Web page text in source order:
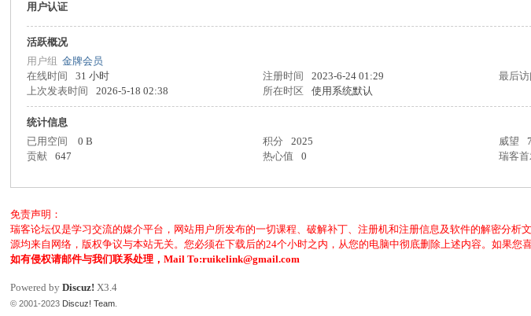
用户认证
活跃概况
用户组金牌会员
在线时间
31 小时 注册时间 2023-6-24 01:29 最后访
上次发表时间
2026-5-18 02:38 所在时区 使用系统默认
统计信息
已用空间
0 B 积分 2025 威望
贡献
647 热心值 0 瑞客
免责声明：
瑞客论坛仅是学习交流的媒介平台，网站用户所发布的一切课程、破解补丁、注册机和注册信息及软件的解密分
源均来自网络，版权争议与本站无关。您必须在下载后的24个小时之内，从您的电脑中彻底删除上述内容。如果您
如有侵权请邮件与我们联系处理，Mail To:ruikelink@gmail.com
Powered byDiscuz! X3.4
© 2001-2023 Discuz! Team